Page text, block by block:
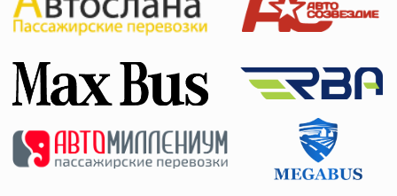
оборудованием для безопасности, таким как
ремни безопасности и аварийные выходы. Он
также должен иметь достаточное количество мест
для всех учащихся и взрослых сопровождающих.
Кроме того, важно учитывать проблемы
доступности при выборе правильного автобуса
для школьников. Учащиеся с ограниченными
физическими возможностями или инвалидностью
комфорт при поездке. При выборе компании
для заказа автобуса для экскурсии также важно
обратить внимание на профессионализм и опыт
водителя. Водитель должен быть опытным и знать
маршрут экскурсии как в своей родной Москве,